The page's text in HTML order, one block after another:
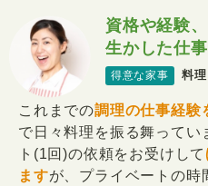
資格や経験
生かした仕
得意な家事 料理
これまでの調理の仕事経験
で日々料理を振る舞ってい
ト(1回)の依頼をお受けして
ますが、プライベートの時